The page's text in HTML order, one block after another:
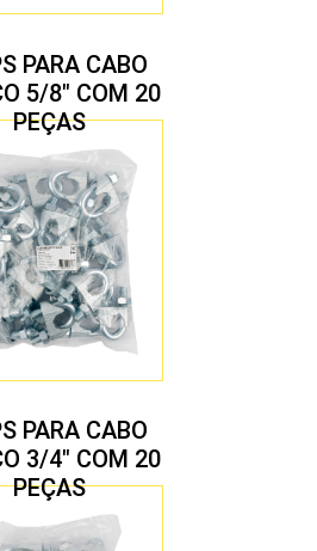
PARA CABO
5/8″ COM 20
PEÇAS
PARA CABO
3/4″ COM 20
PEÇAS